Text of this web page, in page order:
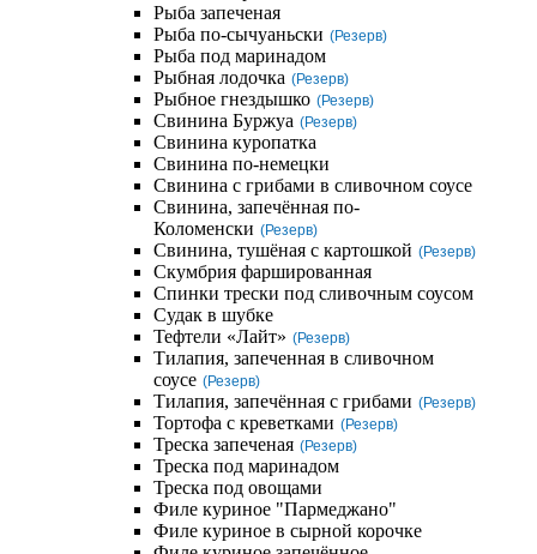
Рыба запеченая
Рыба по-сычуаньски (Резерв)
Рыба под маринадом
Рыбная лодочка (Резерв)
Рыбное гнездышко (Резерв)
Свинина Буржуа (Резерв)
Свинина куропатка
Свинина по-немецки
Свинина с грибами в сливочном соусе
Свинина, запечённая по-
Коломенски (Резерв)
Свинина, тушёная с картошкой (Резерв)
Скумбрия фаршированная
Спинки трески под сливочным соусом
Судак в шубке
Тефтели «Лайт» (Резерв)
Тилапия, запеченная в сливочном
соусе (Резерв)
Тилапия, запечённая с грибами (Резерв)
Тортофа с креветками (Резерв)
Треска запеченая (Резерв)
Треска под маринадом
Треска под овощами
Филе куриное "Пармеджано"
Филе куриное в сырной корочке